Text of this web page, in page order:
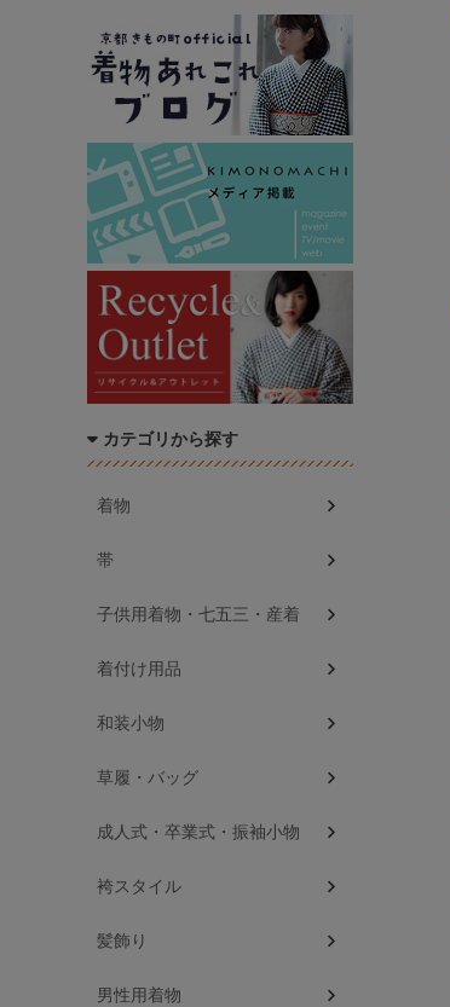
カテゴリから探す
着物
帯
子供用着物・七五三・産着
着付け用品
和装小物
草履・バッグ
成人式・卒業式・振袖小物
袴スタイル
髪飾り
男性用着物